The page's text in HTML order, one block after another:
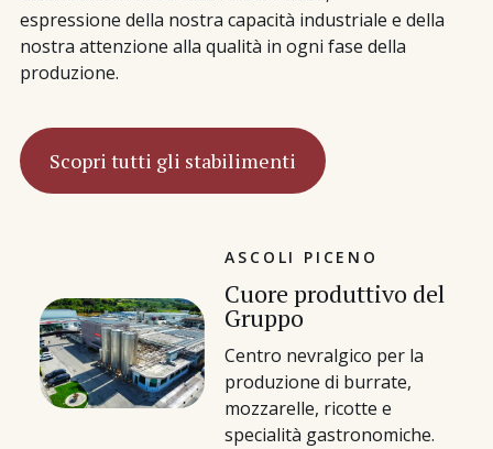
espressione della nostra capacità industriale e della
nostra attenzione alla qualità in ogni fase della
produzione.
Scopri tutti gli stabilimenti
ASCOLI PICENO
Cuore produttivo del
Gruppo
Centro nevralgico per la
produzione di burrate,
mozzarelle, ricotte e
specialità gastronomiche.